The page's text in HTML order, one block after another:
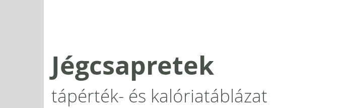
Jégcsapretek
tápérték- és kalóriatáblázat